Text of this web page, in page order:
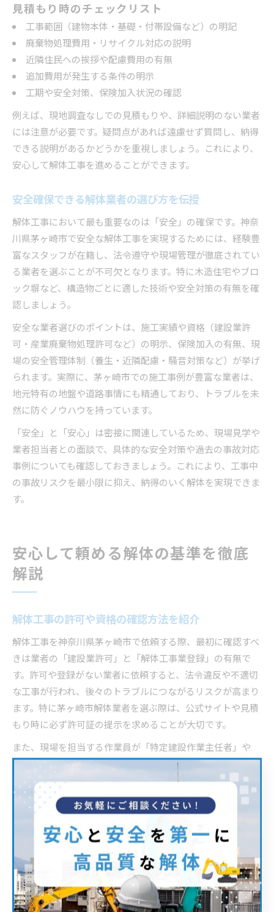
見積もり時のチェックリスト
工事範囲（建物本体・基礎・付帯設備など）の明記
廃棄物処理費用・リサイクル対応の説明
近隣住民への挨拶や配慮費用の有無
追加費用が発生する条件の明示
工期や安全対策、保険加入状況の確認
例えば、現地調査なしでの見積もりや、詳細説明のない業者
には注意が必要です。疑問点があれば遠慮せず質問し、納得
できる説明があるかどうかを重視しましょう。これにより、
安心して解体工事を進めることができます。
安全確保できる解体業者の選び方を伝授
解体工事において最も重要なのは「安全」の確保です。神奈
川県茅ヶ崎市で安全な解体工事を実現するためには、経験豊
富なスタッフが在籍し、法令遵守や現場管理が徹底されてい
る業者を選ぶことが不可欠となります。特に木造住宅やブロ
ック塀など、構造物ごとに適した技術や安全対策の有無を確
認しましょう。
安全な業者選びのポイントは、施工実績や資格（建設業許
可・産業廃棄物処理許可など）の明示、保険加入の有無、現
場の安全管理体制（養生・近隣配慮・騒音対策など）が挙げ
られます。実際に、茅ヶ崎市での施工事例が豊富な業者は、
地元特有の地盤や道路事情にも精通しており、トラブルを未
然に防ぐノウハウを持っています。
「安全」と「安心」は密接に関連しているため、現場見学や
業者担当者との面談で、具体的な安全対策や過去の事故対応
事例についても確認しておきましょう。これにより、工事中
の事故リスクを最小限に抑え、納得のいく解体を実現できま
す。
安心して頼める解体の基準を徹底
解説
解体工事の許可や資格の確認方法を紹介
解体工事を神奈川県茅ヶ崎市で依頼する際、最初に確認すべ
きは業者の「建設業許可」と「解体工事業登録」の有無で
す。許可や登録がない業者に依頼すると、法令違反や不適切
な工事が行われ、後々のトラブルにつながるリスクが高まり
ます。特に茅ヶ崎市解体業者を選ぶ際は、公式サイトや見積
もり時に必ず許可証の提示を求めることが大切です。
また、現場を担当する作業員が「特定建設作業主任者」や
「産業廃棄物収集運搬業許可」などの資格を持っているかも
重要な確認ポイントです。これらの資格があれば、法令に則
った安全な解体工事が期待できます。実際のトラブル例とし
て、無資格の業者が騒音や粉じん対策を怠り、近隣住民との
トラブルに発展したケースも報告されています。
安心して解体工事を進めるために、見積書や契約書にも業者
の許可番号や資格保持者名が明記されていることをチェック
しましょう。万が一、不明点や不安があれば、茅ヶ崎市や神
奈川県の公式解体業者一覧から業者情報を照会するのも有効